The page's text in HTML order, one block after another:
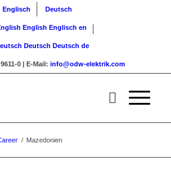
Englisch Deutsch
English Englisch en
Deutsch Deutsch de
0 | E-Mail: info@odw-elektrik.com
/ Mazedonien